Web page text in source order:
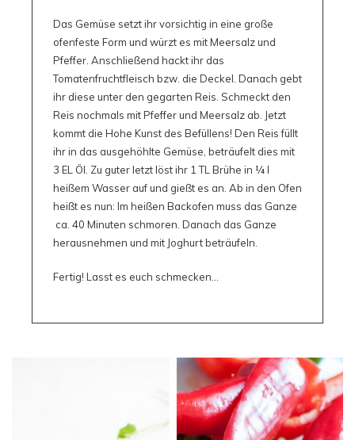
Das Gemüse setzt ihr vorsichtig in eine große
ofenfeste Form und würzt es mit Meersalz und
Pfeffer. Anschließend hackt ihr das
Tomatenfruchtfleisch bzw. die Deckel. Danach gebt
ihr diese unter den gegarten Reis. Schmeckt den
Reis nochmals mit Pfeffer und Meersalz ab. Jetzt
kommt die Hohe Kunst des Befüllens! Den Reis füllt
ihr in das ausgehöhlte Gemüse, beträufelt dies mit
3 EL Öl. Zu guter letzt löst ihr 1 TL Brühe in 1⁄4 l
heißem Wasser auf und gießt es an. Ab in den Ofen
heißt es nun: Im heißen Backofen muss das Ganze
ca. 40 Minuten schmoren. Danach das Ganze
herausnehmen und mit Joghurt beträufeln.
Fertig! Lasst es euch schmecken…